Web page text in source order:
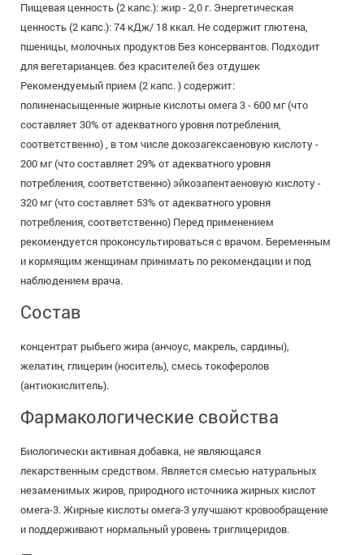
Пищевая ценность (2 капс.): жир - 2,0 г. Энергетическая
ценность (2 капс.): 74 кДж/ 18 ккал. Не содержит глютена,
пшеницы, молочных продуктов Без консервантов. Подходит
для вегетарианцев. без красителей без отдушек
Рекомендуемый прием (2 капс. ) содержит:
полиненасыщенные жирные кислоты омега 3 - 600 мг (что
составляет 30% от адекватного уровня потребления,
соответственно) , в том числе докозагексаеновую кислоту -
200 мг (что составляет 29% от адекватного уровня
потребления, соответственно) эйкозапентаеновую кислоту -
320 мг (что составляет 53% от адекватного уровня
потребления, соответственно) Перед применением
рекомендуется проконсультироваться с врачом. Беременным
и кормящим женщинам принимать по рекомендации и под
наблюдением врача.
Состав
концентрат рыбьего жира (анчоус, макрель, сардины),
желатин, глицерин (носитель), смесь токоферолов
(антиокислитель).
Фармакологические свойства
Биологически активная добавка, не являющаяся
лекарственным средством. Является смесью натуральных
незаменимых жиров, природного источника жирных кислот
омега-3. Жирные кислоты омега-3 улучшают кровообращение
и поддерживают нормальный уровень триглицеридов.